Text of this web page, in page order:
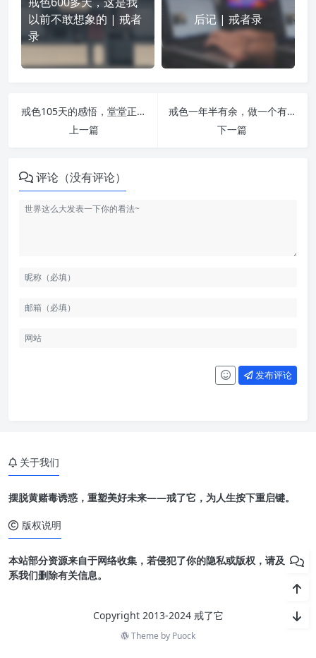
以前不敢想象的 | 戒者
录
后记 | 戒者录
戒色105天的感悟，堂堂正正，顶天立地！ | 戒者录
上一篇
戒色一年半有余，做一个有浩然正气的男子汉！ | 戒者录
下一篇
评论（没有评论）
发布评论
关于我们
摆脱黄赌毒诱惑，重塑美好未来——戒了它，为人生按下重启键。
版权说明
本站部分资源来自于网络收集，若侵犯了你的隐私或版权，请及时联
系我们删除有关信息。
Copyright 2013-2024 戒了它
Theme by Puock